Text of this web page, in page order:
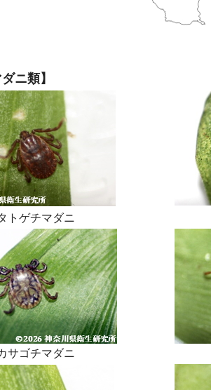
ニ類】
トゲチマダニ
サゴチマダニ